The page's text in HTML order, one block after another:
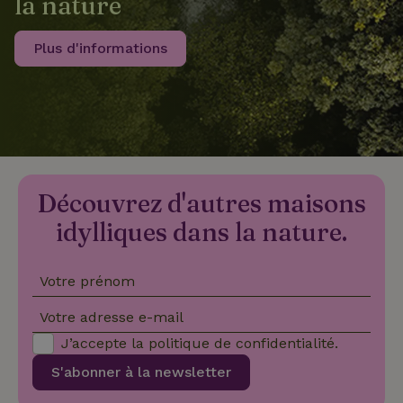
Plus d'informations
Découvrez d'autres maisons
idylliques dans la nature.
Votre prénom
Votre adresse e-mail
S'abonner à la newsletter
J’accepte la politique de confidentialité.
www.maisonnature.fr
_nhftconstraint_new-
www.maisonnature.fr
_nhftconstraint_search-
www.maisonnature.fr